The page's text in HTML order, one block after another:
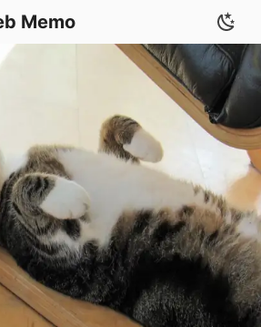
Memo